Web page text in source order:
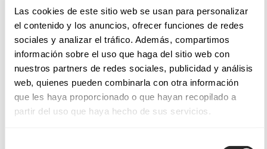
Las cookies de este sitio web se usan para personalizar
el contenido y los anuncios, ofrecer funciones de redes
sociales y analizar el tráfico. Además, compartimos
información sobre el uso que haga del sitio web con
nuestros partners de redes sociales, publicidad y análisis
web, quienes pueden combinarla con otra información
que les haya proporcionado o que hayan recopilado a
partir del uso que haya hecho de sus servicios.
CORREO ELECTRÓNICO *
TELÉFONO MÓVIL *